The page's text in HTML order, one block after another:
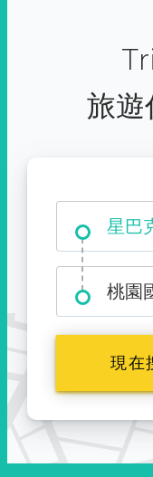
旅遊
星巴
大霸
桃園
現在